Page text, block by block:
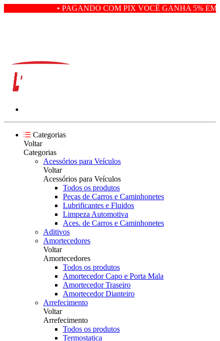
• PAGANDO COM PIX VOCÊ GANHA 5% EM
Categorias
Voltar
Categorias
Acessórios para Veículos
Voltar
Acessórios para Veículos
Todos os produtos
Peças de Carros e Caminhonetes
Lubrificantes e Fluidos
Limpeza Automotiva
Aces. de Carros e Caminhonetes
Aditivos
Amortecedores
Voltar
Amortecedores
Todos os produtos
Amortecedor Capo e Porta Mala
Amortecedor Traseiro
Amortecedor Dianteiro
Arrefecimento
Voltar
Arrefecimento
Todos os produtos
Termostatica